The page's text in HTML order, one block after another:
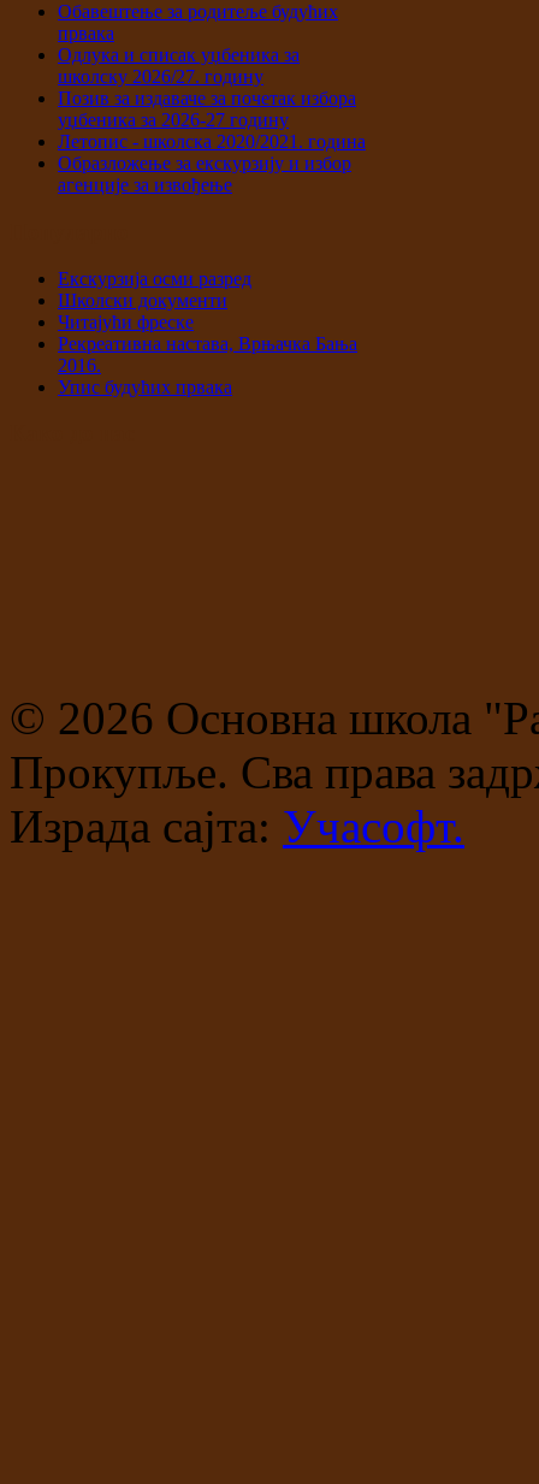
Обавештење за родитеље будућих
првака
Одлука и списак уџбеника за
школску 2026/27. годину
Позив за издаваче за почетак избора
уџбеника за 2026-27 годину
Летопис - школска 2020/2021. година
Образложење за екскурзију и избор
агенције за извођење
Екскурзија осми разред
Школски документи
Читајући фреске
Рекреативна настава, Врњачка Бања
2016.
Упис будућих првака
© 2026 Основна школа
Прокупље. Сва права
Израда сајта: Учасофт.